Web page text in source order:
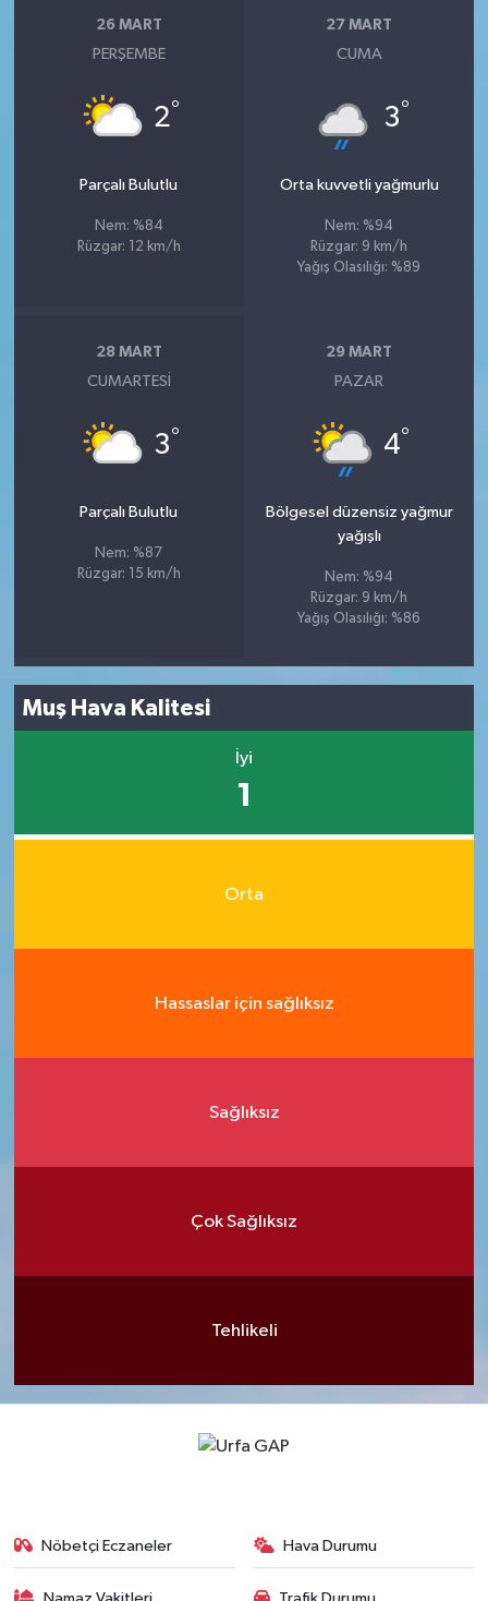
26 MART
PERŞEMBE
2°
Parçalı Bulutlu
Nem: %84
Rüzgar: 12 km/h
27 MART
CUMA
3°
Orta kuvvetli yağmurlu
Nem: %94
Rüzgar: 9 km/h
Yağış Olasılığı: %89
28 MART
CUMARTESI
3°
Parçalı Bulutlu
Nem: %87
Rüzgar: 15 km/h
29 MART
PAZAR
4°
Bölgesel düzensiz yağmur
yağışlı
Nem: %94
Rüzgar: 9 km/h
Yağış Olasılığı: %86
Muş Hava Kalitesi
İyi
1
Orta
Hassaslar için sağlıksız
Sağlıksız
Çok Sağlıksız
Tehlikeli
Nöbetçi Eczaneler Hava Durumu